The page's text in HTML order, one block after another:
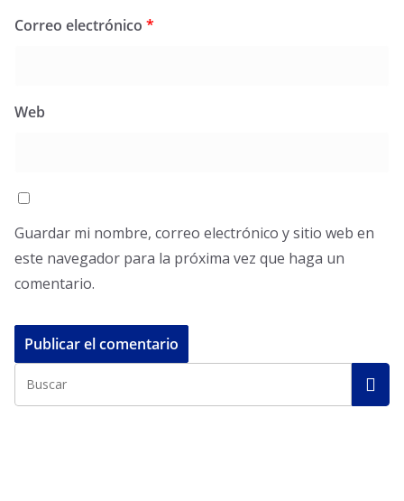
Correo electrónico *
Web
Guardar mi nombre, correo electrónico y sitio web en
este navegador para la próxima vez que haga un
comentario.